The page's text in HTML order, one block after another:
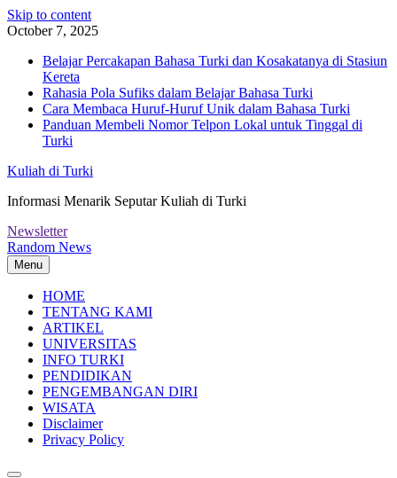
Skip to content
October 7, 2025
Belajar Percakapan Bahasa Turki dan Kosakatanya di Stasiun
Kereta
Rahasia Pola Sufiks dalam Belajar Bahasa Turki
Cara Membaca Huruf-Huruf Unik dalam Bahasa Turki
Panduan Membeli Nomor Telpon Lokal untuk Tinggal di
Turki
Kuliah di Turki
Informasi Menarik Seputar Kuliah di Turki
Newsletter
Random News
Menu
HOME
TENTANG KAMI
ARTIKEL
UNIVERSITAS
INFO TURKI
PENDIDIKAN
PENGEMBANGAN DIRI
WISATA
Disclaimer
Privacy Policy